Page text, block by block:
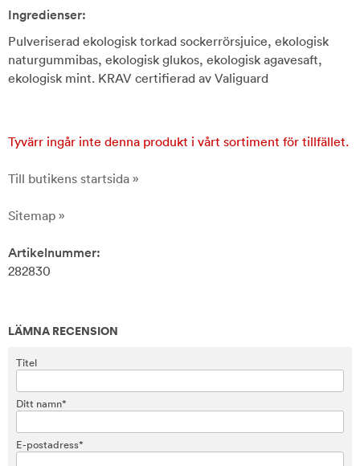
Ingredienser:
Pulveriserad ekologisk torkad sockerrörsjuice, ekologisk
naturgummibas, ekologisk glukos, ekologisk agavesaft,
ekologisk mint. KRAV certifierad av Valiguard
Tyvärr ingår inte denna produkt i vårt sortiment för tillfället.
Till butikens startsida »
Sitemap »
Artikelnummer:
282830
LÄMNA RECENSION
Titel
Ditt namn*
E-postadress*